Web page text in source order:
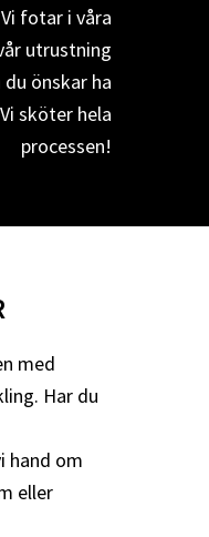
fotar i våra
utrustning
önskar ha
sköter hela
processen!
med
Har du
hand om
eller